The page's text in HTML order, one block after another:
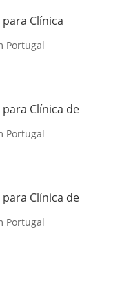
Clínica
Portugal
Clínica de
Portugal
Clínica de
Portugal